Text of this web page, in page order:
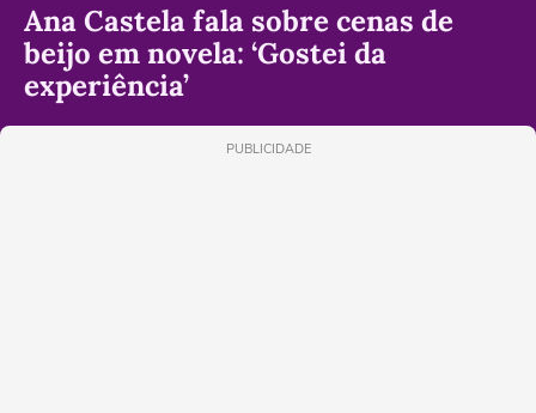
Ana Castela fala sobre cenas de
beijo em novela: ‘Gostei da
experiência’
PUBLICIDADE